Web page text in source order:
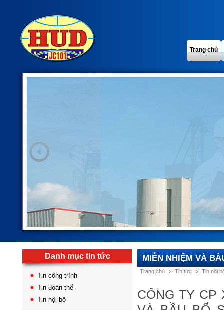
Trang chủ
Danh mục tin tức
Tin công trình
Tin đoàn thể
Tin nội bộ
MIỄN NHIỆM VÀ
Trang chủ Tin tức Tin nội
CÔNG TY CP